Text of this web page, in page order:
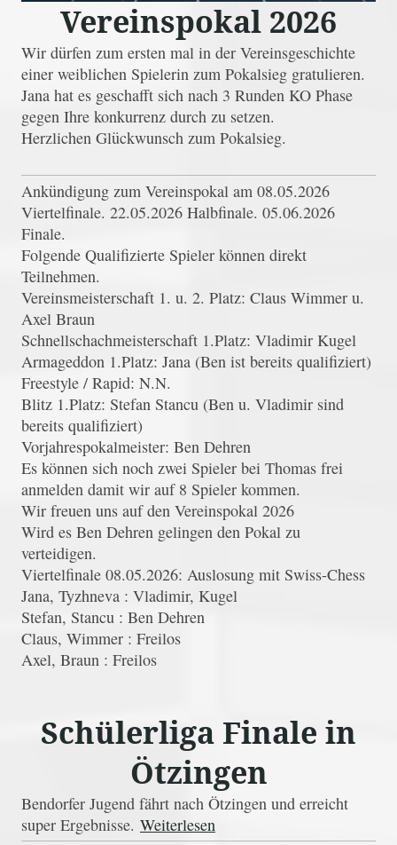
Vereinspokal 2026
Wir dürfen zum ersten mal in der Vereinsgeschichte
einer weiblichen Spielerin zum Pokalsieg gratulieren.
Jana hat es geschafft sich nach 3 Runden KO Phase
gegen Ihre konkurrenz durch zu setzen.
Herzlichen Glückwunsch zum Pokalsieg.
Ankündigung zum Vereinspokal am 08.05.2026
Viertelfinale. 22.05.2026 Halbfinale. 05.06.2026
Finale.
Folgende Qualifizierte Spieler können direkt
Teilnehmen.
Vereinsmeisterschaft 1. u. 2. Platz: Claus Wimmer u.
Axel Braun
Schnellschachmeisterschaft 1.Platz: Vladimir Kugel
Armageddon 1.Platz: Jana (Ben ist bereits qualifiziert)
Freestyle / Rapid: N.N.
Blitz 1.Platz: Stefan Stancu (Ben u. Vladimir sind
bereits qualifiziert)
Vorjahrespokalmeister: Ben Dehren
Es können sich noch zwei Spieler bei Thomas frei
anmelden damit wir auf 8 Spieler kommen.
Wir freuen uns auf den Vereinspokal 2026
Wird es Ben Dehren gelingen den Pokal zu
verteidigen.
Viertelfinale 08.05.2026: Auslosung mit Swiss-Chess
Jana, Tyzhneva : Vladimir, Kugel
Stefan, Stancu : Ben Dehren
Claus, Wimmer : Freilos
Axel, Braun : Freilos
Schülerliga Finale in
Ötzingen
Bendorfer Jugend fährt nach Ötzingen und erreicht
super Ergebnisse. Weiterlesen